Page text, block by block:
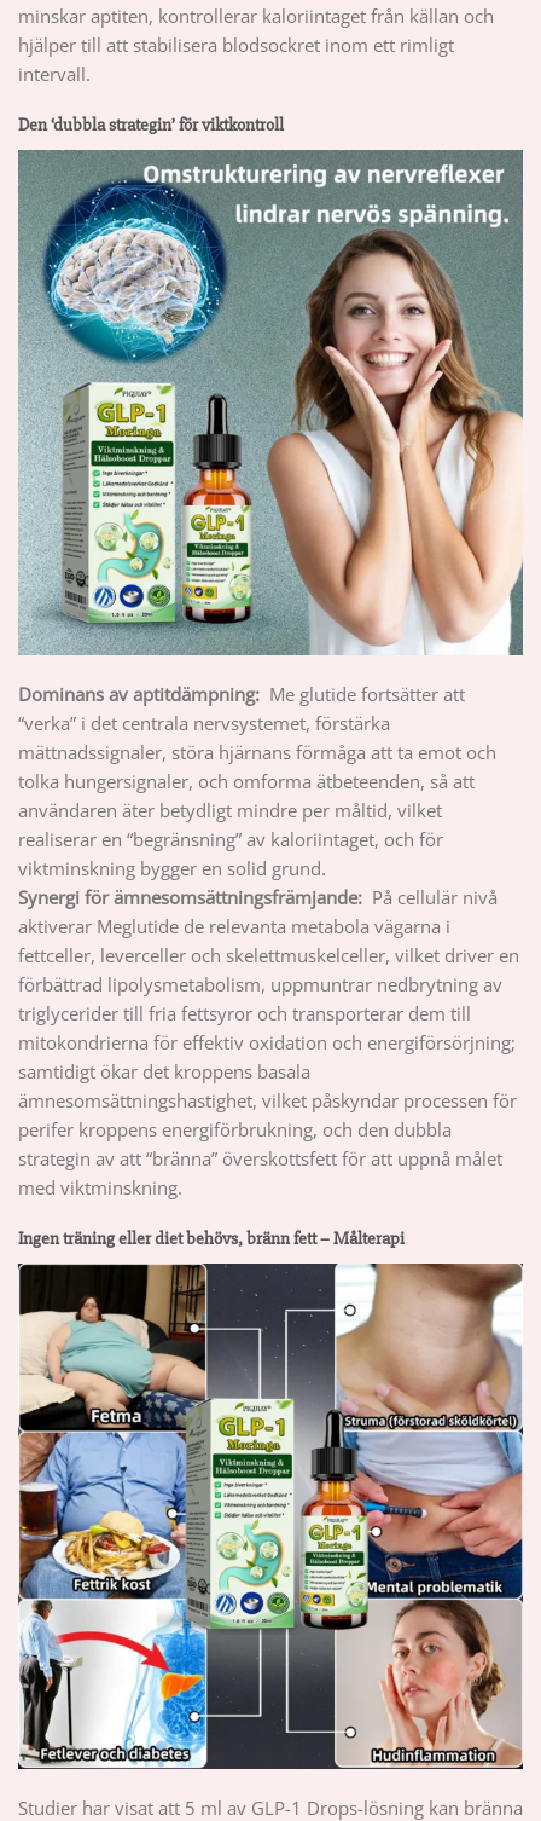
minskar aptiten, kontrollerar kaloriintaget från källan och
hjälper till att stabilisera blodsockret inom ett rimligt
intervall.
Den ‘dubbla strategin’ för viktkontroll
Dominans av aptitdämpning: Me glutide fortsätter att
“verka” i det centrala nervsystemet, förstärka
mättnadssignaler, störa hjärnans förmåga att ta emot och
tolka hungersignaler, och omforma ätbeteenden, så att
användaren äter betydligt mindre per måltid, vilket
realiserar en “begränsning” av kaloriintaget, och för
viktminskning bygger en solid grund.
Synergi för ämnesomsättningsfrämjande: På cellulär nivå
aktiverar Meglutide de relevanta metabola vägarna i
fettceller, leverceller och skelettmuskelceller, vilket driver en
förbättrad lipolysmetabolism, uppmuntrar nedbrytning av
triglycerider till fria fettsyror och transporterar dem till
mitokondrierna för effektiv oxidation och energiförsörjning;
samtidigt ökar det kroppens basala
ämnesomsättningshastighet, vilket påskyndar processen för
perifer kroppens energiförbrukning, och den dubbla
strategin av att “bränna” överskottsfett för att uppnå målet
med viktminskning.
Ingen träning eller diet behövs, bränn fett – Målterapi
Studier har visat att 5 ml av GLP-1 Drops-lösning kan bränna